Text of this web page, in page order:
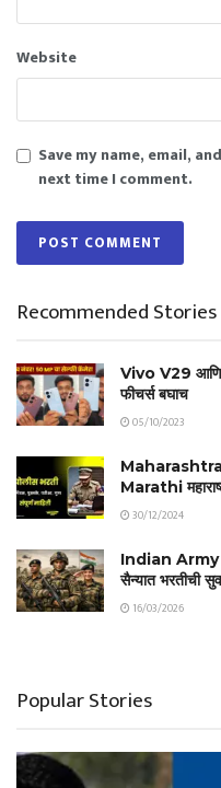
Website
Save my name, email,
next time I comment.
Recommended Stories
Vivo V29 आणि
फीचर्स बघाच
05/10/2023
Marathi
30/12/2024
Indian Army
सैन्यात भरतीची
16/03/2026
Popular Stories